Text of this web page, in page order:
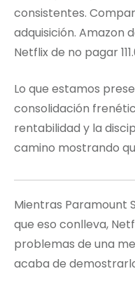
consistentes.
adquisición. Amazon
Netflix de no pagar
Lo que estamos
consolidación
rentabilidad y la
camino mostrando
Mientras Paramount
que eso conlleva,
problemas de una
acaba de